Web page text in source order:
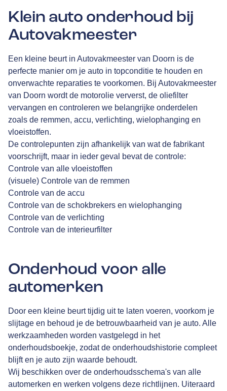
Klein auto onderhoud bij
Autovakmeester
Een kleine beurt in Autovakmeester van Doorn is de
perfecte manier om je auto in topconditie te houden en
onverwachte reparaties te voorkomen. Bij Autovakmeester
van Doorn wordt de motorolie ververst, de oliefilter
vervangen en controleren we belangrijke onderdelen
zoals de remmen, accu, verlichting, wielophanging en
vloeistoffen.
De controlepunten zijn afhankelijk van wat de fabrikant
voorschrijft, maar in ieder geval bevat de controle:
Controle van alle vloeistoffen
(visuele) Controle van de remmen
Controle van de accu
Controle van de schokbrekers en wielophanging
Controle van de verlichting
Controle van de interieurfilter
Onderhoud voor alle
automerken
Door een kleine beurt tijdig uit te laten voeren, voorkom je
slijtage en behoud je de betrouwbaarheid van je auto. Alle
werkzaamheden worden vastgelegd in het
onderhoudsboekje, zodat de onderhoudshistorie compleet
blijft en je auto zijn waarde behoudt.
Wij beschikken over de onderhoudsschema's van alle
automerken en werken volgens deze richtlijnen. Uiteraard